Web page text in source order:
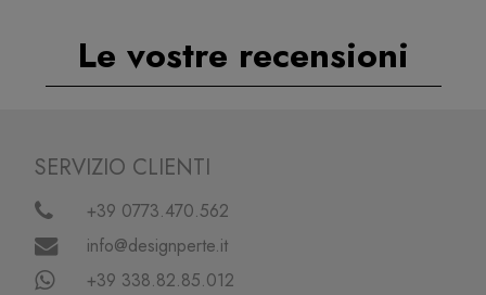
Le vostre recensioni
SERVIZIO CLIENTI
+39 0773.470.562
info@designperte.it
+39 338.82.85.012